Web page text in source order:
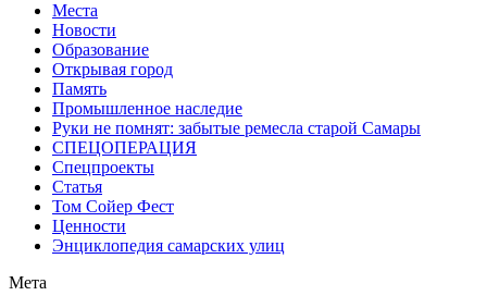
Места
Новости
Образование
Открывая город
Память
Промышленное наследие
Руки не помнят: забытые ремесла старой Самары
СПЕЦОПЕРАЦИЯ
Спецпроекты
Статья
Том Сойер Фест
Ценности
Энциклопедия самарских улиц
Мета